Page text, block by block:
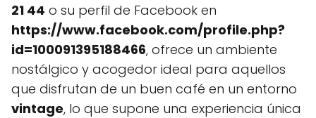
21 44 o su perfil de Facebook en
https://www.facebook.com/profile.php?
id=100091395188466, ofrece un ambiente
nostálgico y acogedor ideal para aquellos
que disfrutan de un buen café en un entorno
vintage, lo que supone una experiencia única